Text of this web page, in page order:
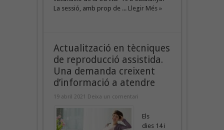
La sessió, amb prop de ... Llegir Més »
Actualització en tècniques
de reproducció assistida.
Una demanda creixent
d’informació a atendre
19 abril 2021 Deixa un comentari
Els
dies 14 i